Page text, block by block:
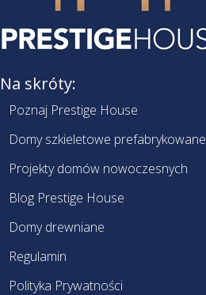
Na skróty:
Poznaj Prestige House
Domy szkieletowe prefabrykowane
Projekty domów nowoczesnych
Blog Prestige House
Domy drewniane
Regulamin
Polityka Prywatności